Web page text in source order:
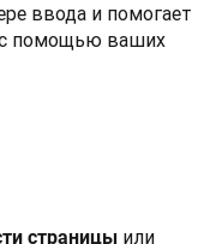
ввода и помогает
с помощью ваших
страницы или